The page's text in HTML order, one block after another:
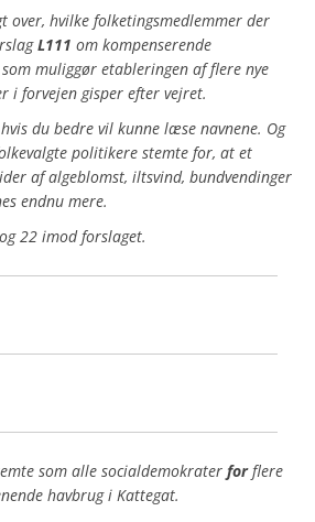
over, hvilke folketingsmedlemmer der
L111 om kompenserende
som muliggør etableringen af flere nye
i forvejen gisper efter vejret.
du bedre vil kunne læse navnene. Og
politikere stemte for, at et
af algeblomst, iltsvind, bundvendinger
endnu mere.
22 imod forslaget.
som alle socialdemokrater forflere
havbrug i Kattegat.